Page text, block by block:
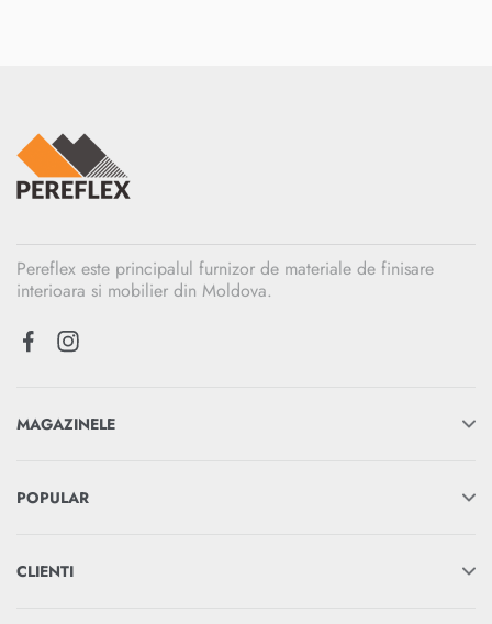
Pereflex este principalul furnizor de materiale de finisare
interioara si mobilier din Moldova.
MAGAZINELE
POPULAR
CLIENTI